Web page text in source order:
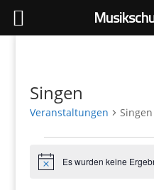
Singen
Veranstaltungen Singen
Veranstaltungen
HinweisEs wurden keine